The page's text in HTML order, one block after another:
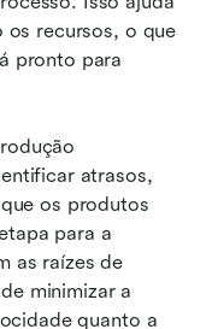
os recursos, o que
pronto para
atrasos,
os produtos
para a
as raízes de
minimizar a
quanto a